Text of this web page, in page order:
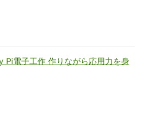
Pi電子工作 作りながら応用力を身